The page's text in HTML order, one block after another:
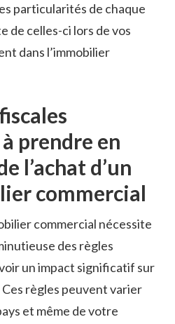
particularités de⁣ chaque
de celles-ci lors de vos
⁢dans ‌l’immobilier
prendre en‌
l’achat d’un
commercial
commercial nécessite
des règles
un impact significatif sur
‍règles peuvent varier⁤
et ⁢même de ‌votre